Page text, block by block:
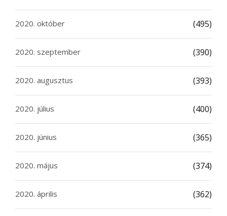
2020. október (495)
2020. szeptember (390)
2020. augusztus (393)
2020. július (400)
2020. június (365)
2020. május (374)
2020. április (362)